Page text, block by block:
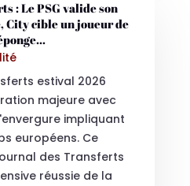
: Le PSG valide son
City cible un joueur de
estival 2026
majeure avec
impliquant
européens. Ce
des Transferts
réussie de la